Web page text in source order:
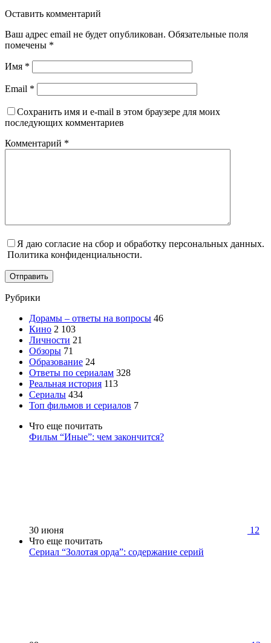
Оставить комментарий
Ваш адрес email не будет опубликован. Обязательные поля
помечены *
Имя *
Email *
Сохранить имя и e-mail в этом браузере для моих
последующих комментариев
Комментарий *
Я даю согласие на сбор и обработку персональных данных.
Политика конфиденциальности.
Отправить
Рубрики
Дорамы – ответы на вопросы 46
Кино 2 103
Личности 21
Обзоры 71
Образование 24
Ответы по сериалам 328
Реальная история 113
Сериалы 434
Топ фильмов и сериалов 7
Что еще почитать
Фильм “Иные”: чем закончится?
30 июня
12
Что еще почитать
Сериал “Золотая орда”: содержание серий